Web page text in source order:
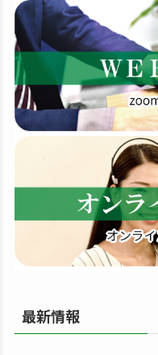
最新情報